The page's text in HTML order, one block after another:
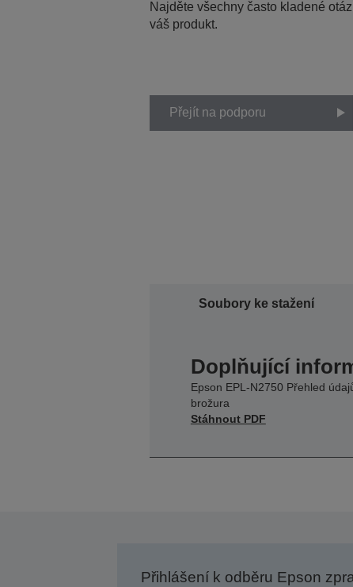
Najděte všechny často kladené
váš produkt.
Přejít na podporu
Soubory ke stažení
Doplňující
Epson EPL-N2750 Přehled
brožura
Stáhnout PDF
Přihlášení k odběru Epson